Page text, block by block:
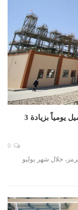
صادرات العراق في يوليو تسجل 1.5 مليون برميل يومياً بزيادة 3
خلال شهر يوليو